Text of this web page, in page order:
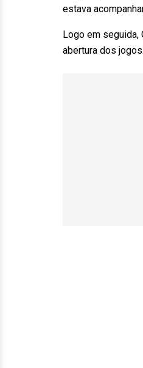
estava
Logo em seguida,
abertura dos